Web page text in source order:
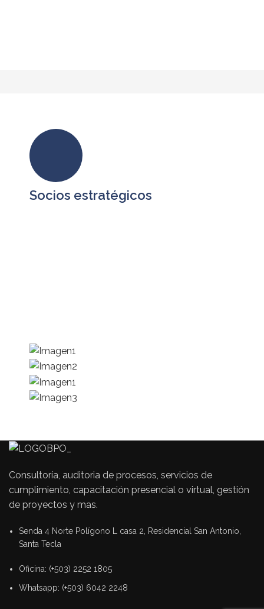
Socios estratégicos
Consultoría, auditoria de procesos, servicios de
cumplimiento, capacitación presencial o virtual, gestión
de proyectos y mas.
Senda 4 Norte Polígono L casa 2, Residencial San Antonio,
Santa Tecla
Oficina: (+503) 2252 1805
Whatsapp: (+503) 6042 2248